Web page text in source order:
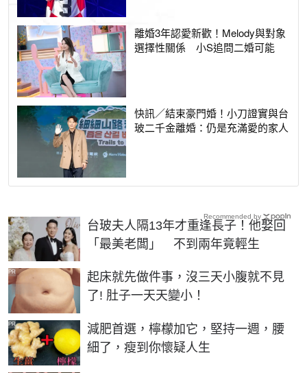
離婚3年認愛新歡！Melody與對象
選擇性關係 小S追問二婚可能
快訊／結束豪門婚！小刀證實與台
玻二千金離婚：仍是充滿愛的家人
台玻夫人隔13年才重逢長子！他娶回
「最美老闆」 不到兩年竟輕生
起床就先做件事，沒三天小腹就不見
了! 肚子一天天變小！
PR
減肥首選，檸檬加它，堅持一週，腰
細了，瘦到你懷疑人生
PR
Recommended by